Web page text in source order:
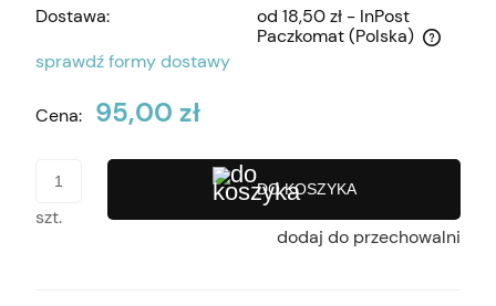
Dostawa:
od 18,50 zł - InPost
Paczkomat(Polska)
Cena nie zawiera ewentualnych kosztów płatności
sprawdź formy dostawy
Cena: 95,00 zł
szt.
DO KOSZYKA
dodaj do przechowalni